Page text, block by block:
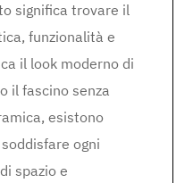
significa trovare il
funzionalità e
il look moderno di
il fascino senza
esistono
ogni
spazio e